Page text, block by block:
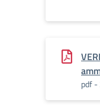
pdf -